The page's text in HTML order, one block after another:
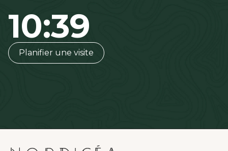
10:39
Planifier une visite